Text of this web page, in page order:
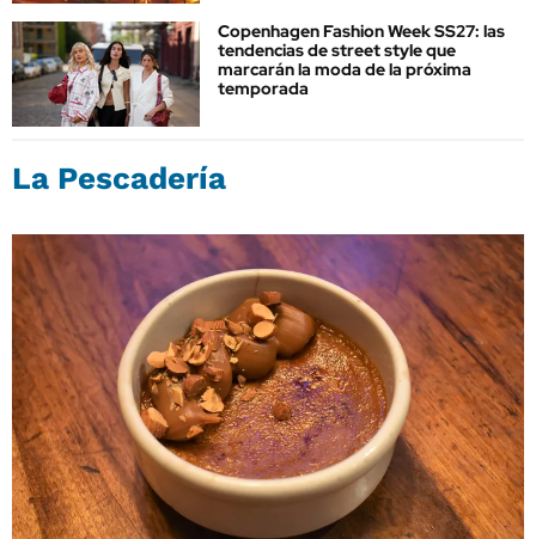
Copenhagen Fashion Week SS27: las
tendencias de street style que
marcarán la moda de la próxima
temporada
La Pescadería